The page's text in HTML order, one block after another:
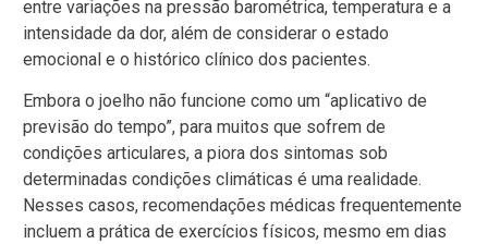
entre variações na pressão barométrica, temperatura e a
intensidade da dor, além de considerar o estado
emocional e o histórico clínico dos pacientes.
Embora o joelho não funcione como um “aplicativo de
previsão do tempo”, para muitos que sofrem de
condições articulares, a piora dos sintomas sob
determinadas condições climáticas é uma realidade.
Nesses casos, recomendações médicas frequentemente
incluem a prática de exercícios físicos, mesmo em dias